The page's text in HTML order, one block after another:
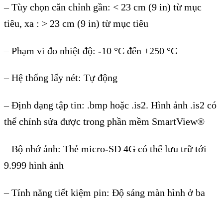
– Tùy chọn căn chỉnh gần: < 23 cm (9 in) từ mục
tiêu, xa : > 23 cm (9 in) từ mục tiêu
– Phạm vi đo nhiệt độ: -10 °C đến +250 °C
– Hệ thống lấy nét: Tự động
–Định dạng tập tin: .bmp hoặc .is2. Hình ảnh .is2 có
thể chỉnh sửa được trong phần mềm SmartView®
– Bộ nhớ ảnh: Thẻ micro-SD 4G có thể lưu trữ tới
9.999 hình ảnh
–Tính năng tiết kiệm pin: Độ sáng màn hình ở ba